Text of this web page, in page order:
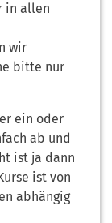
in allen
wir
bitte nur
ein oder
ab und
ist ja dann
ist von
abhängig